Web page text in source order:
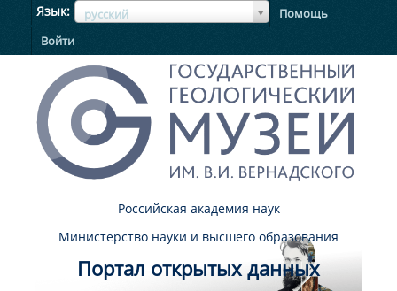
Язык русский
ЯзыкЯзык
Помощь
Войти
Российская академия наук
Министерство науки и высшего образования
Портал открытых данных